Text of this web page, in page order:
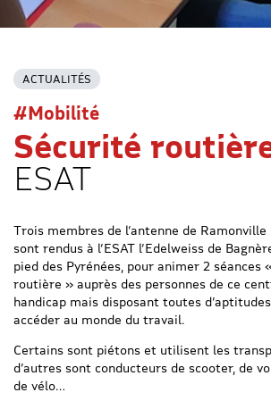
ACTUALITÉS
#Mobilité
Sécurité
ESAT
Trois membres de l’antenne de
sont rendus à l’ESAT l’Edelweiss de
pied des Pyrénées, pour animer 2 séances
routière » auprès des personnes de ce
handicap mais disposant toutes
accéder au monde du travail.
Certains sont piétons et utilisent les
d’autres sont conducteurs de scooter, de
de vélo…